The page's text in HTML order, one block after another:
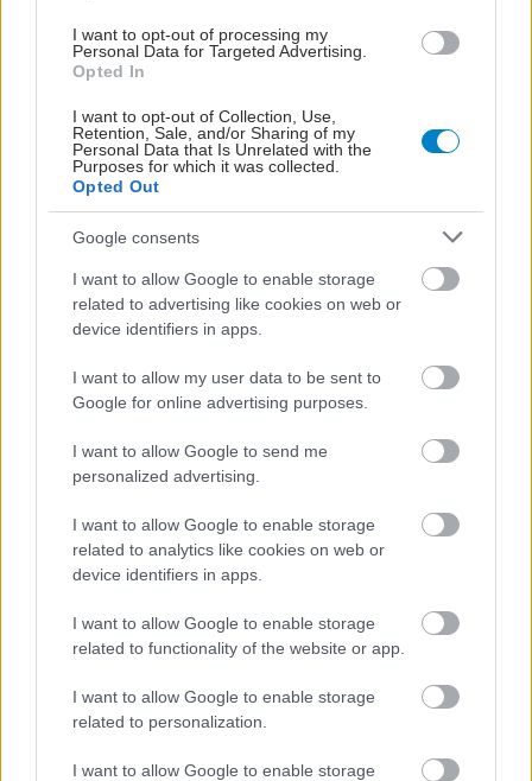
I want to opt-out of processing my
Personal Data for Targeted Advertising.
Opted In
I want to opt-out of Collection, Use,
Retention, Sale, and/or Sharing of my
Personal Data that Is Unrelated with the
Purposes for which it was collected.
Opted Out
Google consents
I want to allow Google to enable storage
related to advertising like cookies on web or
device identifiers in apps.
I want to allow my user data to be sent to
Google for online advertising purposes.
I want to allow Google to send me
personalized advertising.
I want to allow Google to enable storage
related to analytics like cookies on web or
device identifiers in apps.
I want to allow Google to enable storage
related to functionality of the website or app.
I want to allow Google to enable storage
related to personalization.
I want to allow Google to enable storage